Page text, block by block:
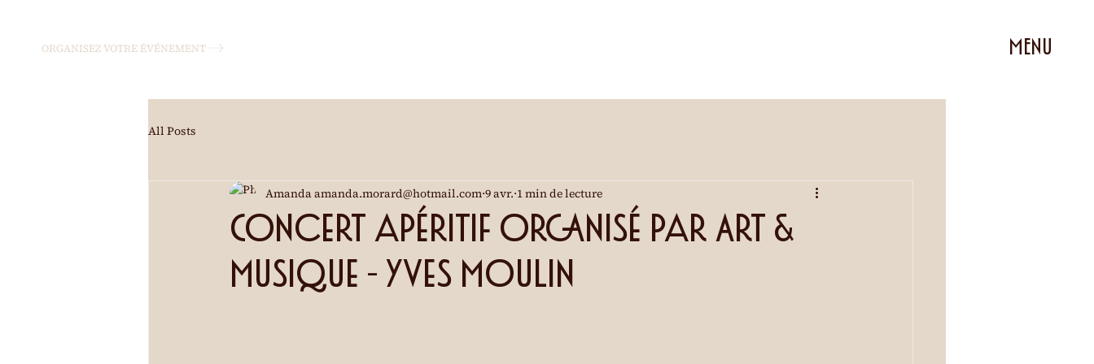
ORGANISEZ VOTRE ÉVÉNEMENT MENU
All Posts
Concert apéritif organisé par Art &
Musique - Yves Moulin
Amanda amanda.morard@hotmail.com 9 avr. 1 min de lecture